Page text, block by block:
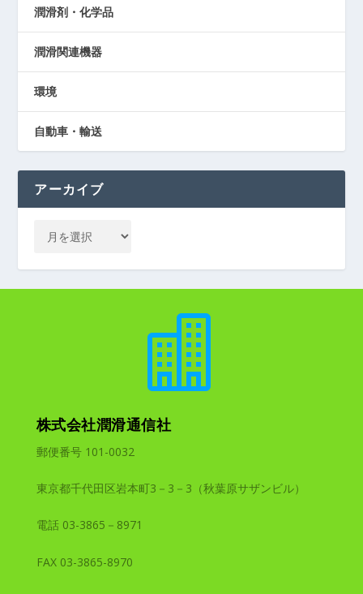
潤滑剤・化学品
潤滑関連機器
環境
自動車・輸送
アーカイブ

株式会社潤滑通信社
郵便番号 101-0032
東京都千代田区岩本町3－3－3（秋葉原サザンビル）
電話 03-3865－8971
FAX 03-3865-8970